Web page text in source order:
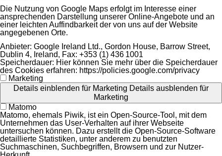
Die Nutzung von Google Maps erfolgt im Interesse einer
ansprechenden Darstellung unserer Online-Angebote und an
einer leichten Auffindbarkeit der von uns auf der Website
angegebenen Orte.
Anbieter: Google Ireland Ltd., Gordon House, Barrow Street,
Dublin 4, Ireland, Fax: +353 (1) 436 1001
Speicherdauer: Hier können Sie mehr über die Speicherdauer
des Cookies erfahren: https://policies.google.com/privacy
Marketing
Details einblenden für Marketing Details ausblenden für
Marketing
Matomo
Matomo, ehemals Piwik, ist ein Open-Source-Tool, mit dem
Unternehmen das User-Verhalten auf ihrer Webseite
untersuchen können. Dazu erstellt die Open-Source-Software
detaillierte Statistiken, unter anderem zu benutzten
Suchmaschinen, Suchbegriffen, Browsern und zur Nutzer-